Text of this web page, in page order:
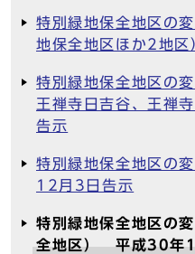
特別緑地保全地区の
地保全地区ほか2地
特別緑地保全地区の
王禅寺日吉谷、王禅
告示
特別緑地保全地区の
12月3日告示
特別緑地保全地区の
全地区） 平成30年